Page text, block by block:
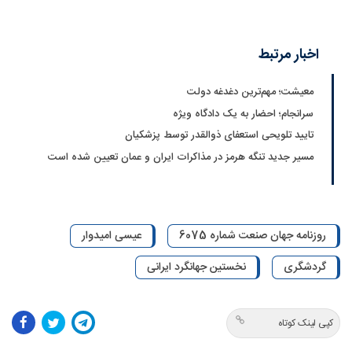
اخبار مرتبط
معیشت؛ مهم‌ترین دغدغه دولت
سرانجام؛ احضار به یک دادگاه ویژه
تایید تلویحی استعفای ذوالقدر توسط پزشکیان
مسیر جدید تنگه هرمز در مذاکرات ایران و عمان تعیین شده ‌است
روزنامه جهان صنعت شماره 6075
عیسی امیدوار
گردشگری
نخستین جهانگرد ایرانی
کپی لینک کوتاه